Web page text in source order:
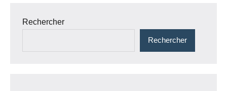
Rechercher
Rechercher